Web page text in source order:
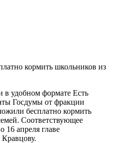
в удобном формате Есть
Госдумы от фракции
бесплатно кормить
Соответствующее
16 апреля главе